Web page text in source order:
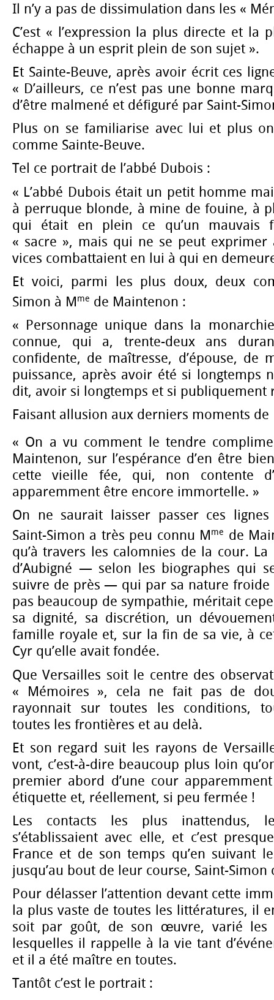
Il n’y a pas de dissimulation dans les «
C’est « l’expression la plus directe et la
échappe à un esprit plein de son sujet ».
Et Sainte-Beuve, après avoir écrit ces
« D’ailleurs, ce n’est pas une bonne
d’être malmené et défiguré par Saint-
Plus on se familiarise avec lui et plus
comme Sainte-Beuve.
Tel ce portrait de l’abbé Dubois :
« L’abbé Dubois était un petit homme
à perruque blonde, à mine de fouine, à
qui était en plein ce qu’un mauvais
« sacre », mais qui ne se peut exprimer
vices combattaient en lui à qui en
Et voici, parmi les plus doux, deux
Simon à Mme de Maintenon :
« Personnage unique dans la
connue, qui a, trente-deux ans
confidente, de maîtresse, d’épouse, de
puissance, après avoir été si longtemps
dit, avoir si longtemps et si publiquement
Faisant allusion aux derniers moments de
« On a vu comment le tendre
Maintenon, sur l’espérance d’en être
cette vieille fée, qui, non contente
apparemment être encore immortelle. »
On ne saurait laisser passer ces
Saint-Simon a très peu connu Mme de
qu’à travers les calomnies de la cour. La
d’Aubigné — selon les biographes qui
suivre de près — qui par sa nature froide
pas beaucoup de sympathie, méritait
sa dignité, sa discrétion, un
famille royale et, sur la fin de sa vie, à
Cyr qu’elle avait fondée.
Que Versailles soit le centre des
« Mémoires », cela ne fait pas de
rayonnait sur toutes les conditions,
toutes les frontières et au delà.
Et son regard suit les rayons de
vont, c’est-à-dire beaucoup plus loin
premier abord d’une cour
étiquette et, réellement, si peu fermée !
Les contacts les plus inattendus,
s’établissaient avec elle, et c’est
France et de son temps qu’en suivant
jusqu’au bout de leur course, Saint-Simon
Pour délasser l’attention devant cette
la plus vaste de toutes les littératures, il
soit par goût, de son œuvre, varié les
lesquelles il rappelle à la vie tant
et il a été maître en toutes.
Tantôt c’est le portrait :